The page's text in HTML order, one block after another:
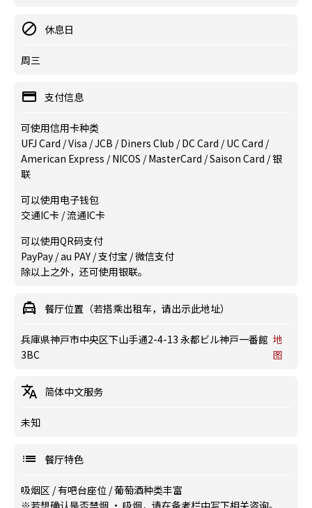
休息日
周三
支付信息
可使用信用卡种类
UFJ Card / Visa / JCB / Diners Club / DC Card / UC Card /
American Express / NICOS / MasterCard / Saison Card / 银
联
可以使用电子钱包
交通IC卡 / 流通IC卡
可以使用QR码支付
PayPay / au PAY / 支付宝 / 微信支付
除以上之外，还可使用银联。
餐厅位置（若搭乘出租车，请出示此地址）
兵庫県神戸市中央区下山手通2-4-13 永都ビル神戸一番館
3BC
地
图
简体中文服务
未知
餐厅特色
吸烟区 /有吧台座位 /葡萄酒种类丰富
※若想确认是否禁烟 · 吸烟，请在备考栏中写下相关咨询。